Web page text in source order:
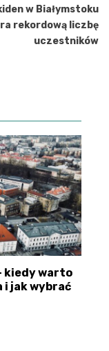
w Białymstoku
rekordową liczbę
uczestników
kiedy warto
i jak wybrać